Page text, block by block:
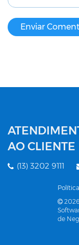
AO CLIENTE
(13) 3202 9111
de